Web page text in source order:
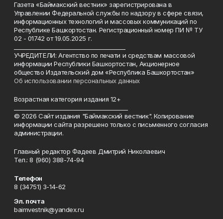
Газета «Баймакский вестник» зарегистрирована в
Управлении Федеральной службы по надзору в сфере связи,
информационных технологий и массовых коммуникаций по
Республике Башкортостан. Регистрационный номер ПИ № ТУ
02 - 01742 от 19.05.2025 г.
УЧРЕДИТЕЛИ: Агентство по печати и средствам массовой
информации Республики Башкортостан, Акционерное
общество Издательский дом «Республика Башкортостан»
Об использовании персональных данных
Возрастная категория издания 12+
© 2026 Сайт издания "Баймакский вестник". Копирование
информации сайта разрешено только с письменного согласия
администрации.
Главный редактор Фадеев Дмитрий Николаевич
Тел.: 8 (960) 388-74-94
Телефон
8 (34751) 3-14-62
Эл. почта
baimvestnik@yandex.ru